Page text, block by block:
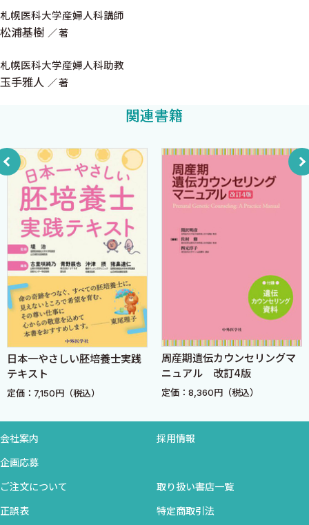
1 深子宮静脈の切断
2 腟側腔の開放，後層の切断
4 直腸の剝離，仙骨子宮靭帯の切断
5 腟切開および子宮摘出
7 排尿障害に関して 〈玉手雅人〉
1 排尿に関わる神経
2 下腹神経
3 骨盤内臓神経と骨盤神経叢
8 合併症対策?神経損傷・膀胱尿管損傷をしないために 〈松浦
基樹〉
1 神経損傷について
2 膀胱尿管損傷について
9 合併症対策?出血時の対応とデバイスの選択 〈玉手雅人〉
1 血管壁の止血
2 尿管・腸管・膀胱に近い場合の止血
コラム CSTによる外科教育の位置付け 〈玉手雅人〉
CSTと本邦の歴史
日本のCSTセミナーと産婦人科
「骨盤解剖を紐解く会」の発足と教育成果
索引
札幌医科大学産婦人科講師
松浦基樹 著
札幌医科大学産婦人科助教
玉手雅人 著
関連書籍
日本一やさしい胚培養士実践
テキスト
定価：7,150円（税込）
周産期遺伝カウンセリングマ
ニュアル 改訂4版
定価：8,360円（税込）
会社案内 採用情報
企画応募
ご注文について 取り扱い書店一覧
正誤表 特定商取引法